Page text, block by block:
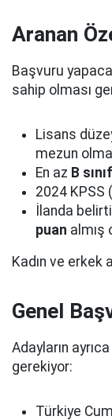
Aranan
Başvuru
sahip olması
Lisans
mezun
En az B
2024 KPSS
İlanda
puan almış
Kadın ve
Genel
Adayların
gerekiyor:
Türkiye